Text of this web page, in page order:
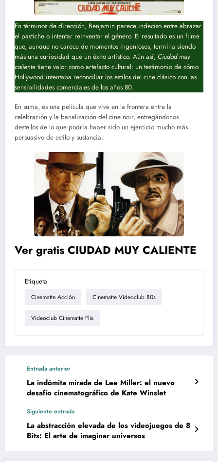
En términos de dirección, Benjamin parece indeciso entre abrazar
el pastiche o intentar reinventar el género. El resultado es un filme
que, aunque no carece de momentos ingeniosos, termina siendo
más una curiosidad que un éxito artístico. Aún así, Ciudad muy
caliente tiene valor como artefacto cultural: un testimonio de cómo
Hollywood intentaba reconciliar los estilos del cine clásico con las
sensibilidades comerciales de los años 80.
En suma, es una película que vive en la frontera entre la
celebración y la banalización del cine noir, entregándonos
destellos de lo que podría haber sido un ejercicio mucho más
persuasivo de estilo y sustancia.
Ver gratis CIUDAD MUY CALIENTE
Etiqueta
Cinematte Acción Cinematte Videoclub 80s
Videoclub Cinematte Flix
Entrada anterior
La indómita mirada de Lee Miller: el nuevo
desafío cinematográfico de Kate Winslet
Siguiente entrada
La abstracción elevada de los videojuegos de 8
Bits: El arte de imaginar universos